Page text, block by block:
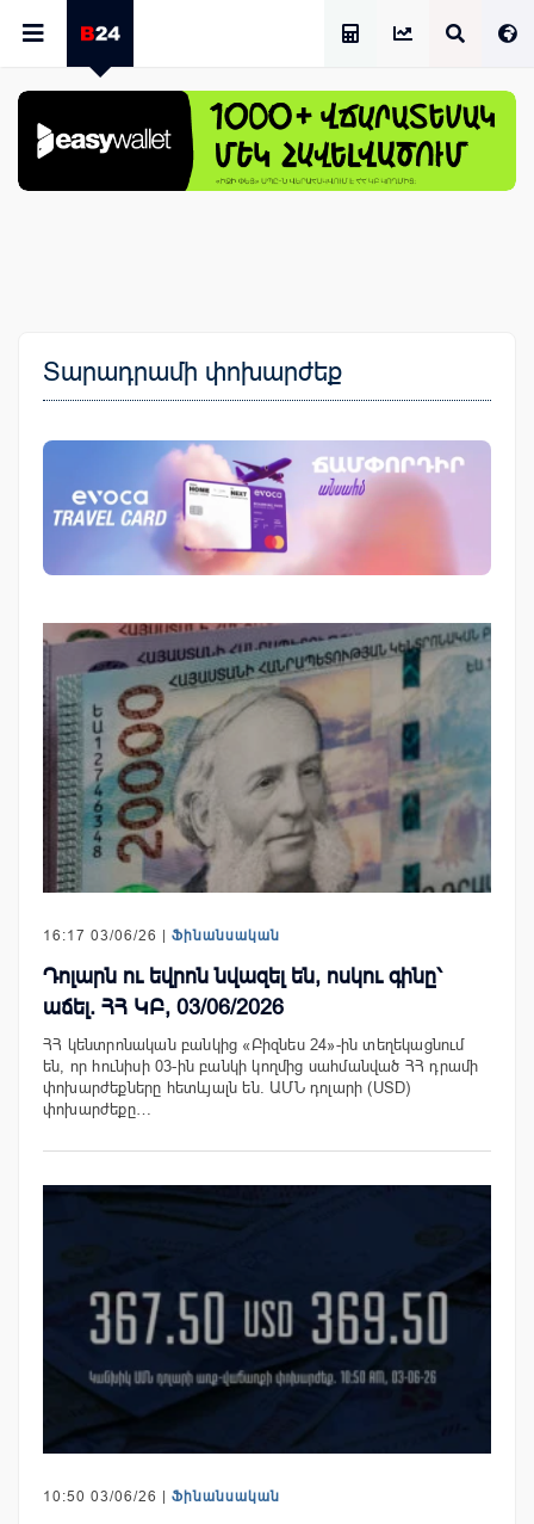
Տարադրամի փոխարժեք
16:17 03/06/26 | Ֆինանսական
Դոլարն ու եվրոն նվազել են, ոսկու գինը՝
աճել. ՀՀ ԿԲ, 03/06/2026
ՀՀ կենտրոնական բանկից «Բիզնես 24»-ին տեղեկացնում
են, որ հունիսի 03-ին բանկի կողմից սահմանված ՀՀ դրամի
փոխարժեքները հետևյալն են. ԱՄՆ դոլարի (USD)
փոխարժեքը…
10:50 03/06/26 | Ֆինանսական